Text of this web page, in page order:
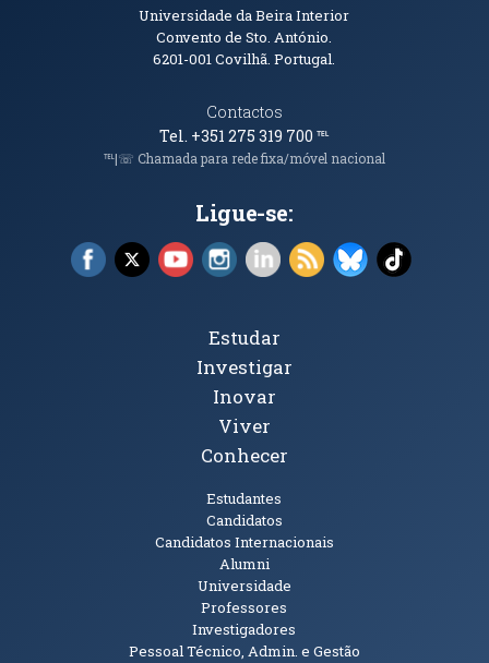
Informações de Contacto
Universidade da Beira Interior
Convento de Sto. António.
6201-001Covilhã. Portugal.
Contactos
Tel. +351 275 319 700℡
℡|☏ Chamada para rede fixa/móvel nacional
Ligue-se:
Facebook (abre em nova janela)
X (abre em nova janela)
YouTube (abre em nova janela)
Instagram (abre em nova janela)
LinkedIn (abre em nova
RSS (abre em nova
Bluesky (abre
TikTok
Tópicos Principais
Estudar
Investigar
Inovar
Viver
Conhecer
Estudantes
Candidatos
Candidatos Internacionais
Alumni
Universidade
Professores
Investigadores
Pessoal Técnico, Admin. e Gestão